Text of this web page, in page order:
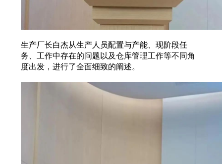
生产厂长白杰从生产人员配置与产能、现阶段任
务、工作中存在的问题以及仓库管理工作等不同角
度出发，进行了全面细致的阐述。